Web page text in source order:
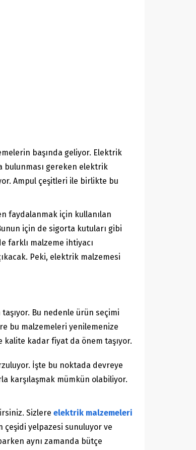
başında geliyor. Elektrik
bulunması gereken elektrik
Ampul çeşitleri ile birlikte bu
faydalanmak için kullanılan
için de sigorta kutuları gibi
farklı malzeme ihtiyacı
Peki, elektrik malzemesi
Bu nedenle ürün seçimi
bu malzemeleri yenilemenize
kalite kadar fiyat da önem taşıyor.
İşte bu noktada devreye
karşılaşmak mümkün olabiliyor.
Sizlere elektrik malzemeleri
çeşidi yelpazesi sunuluyor ve
aynı zamanda bütçe